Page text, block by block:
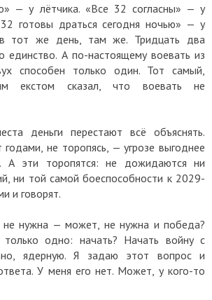
— у лётчика. «Все 32 согласны» — у
32 готовы драться сегодня ночью» — у
в тот же день, там же. Тридцать два
единство. А по-настоящему воевать из
способен только один. Тот самый,
екстом сказал, что воевать не
деньги перестают всё объяснять.
не торопясь, — угрозе выгоднее
А эти торопятся: не дожидаются ни
ни той самой боеспособности к 2029-
и говорят.
не нужна — может, не нужна и победа?
одно: начать? Начать войну с
ядерную. Я задаю этот вопрос и
У меня его нет. Может, у кого-то